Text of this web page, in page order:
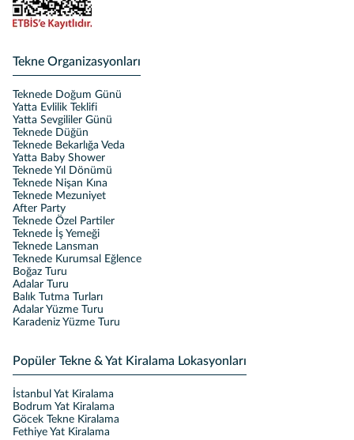
Tekne Organizasyonları
Teknede Doğum Günü
Yatta Evlilik Teklifi
Yatta Sevgililer Günü
Teknede Düğün
Teknede Bekarlığa Veda
Yatta Baby Shower
Teknede Yıl Dönümü
Teknede Nişan Kına
Teknede Mezuniyet
After Party
Teknede Özel Partiler
Teknede İş Yemeği
Teknede Lansman
Teknede Kurumsal Eğlence
Boğaz Turu
Adalar Turu
Balık Tutma Turları
Adalar Yüzme Turu
Karadeniz Yüzme Turu
Popüler Tekne & Yat Kiralama Lokasyonları
İstanbul Yat Kiralama
Bodrum Yat Kiralama
Göcek Tekne Kiralama
Fethiye Yat Kiralama